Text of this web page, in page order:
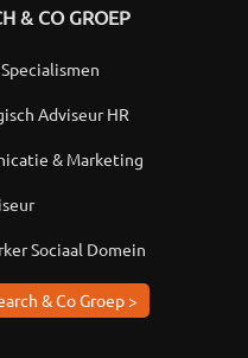
& CO GROEP
Adviseur HR
& Marketing
Sociaal Domein
& Co Groep >